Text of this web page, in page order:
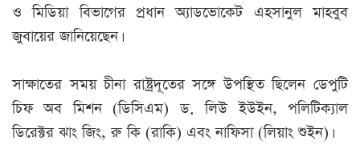
ও মিডিয়া বিভাগের প্রধান অ্যাডভোকেট এহসানুল মাহবুব
জুবায়ের জানিয়েছেন।
সাক্ষাতের সময় চীনা রাষ্ট্রদূতের সঙ্গে উপস্থিত ছিলেন ডেপুটি
চিফ অব মিশন (ডিসিএম) ড. লিউ ইউইন, পলিটিক্যাল
ডিরেক্টর ঝাং জিং, রু কি (রাকি) এবং নাফিসা (লিয়াং শুইন)।